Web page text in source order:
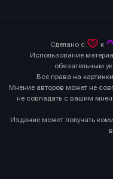
Сделано с к
Использование
обязательным
Все права на
Мнение авторов может не
не совпадать с вашим
Издание может получать